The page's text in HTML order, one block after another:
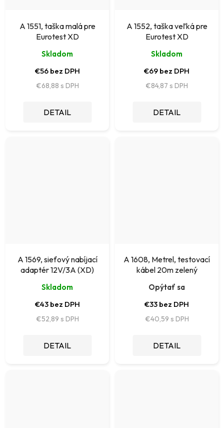
A 1551, taška malá pre
Eurotest XD
Skladom
€56 bez DPH
€68,88
DETAIL
A 1552, taška veľká pre
Eurotest XD
Skladom
€69 bez DPH
€84,87
DETAIL
A 1569, sieťový nabíjací
adaptér 12V/3A (XD)
Skladom
€43 bez DPH
€52,89
DETAIL
A 1608, Metrel, testovací
kábel 20m zelený
Opýtať sa
€33 bez DPH
€40,59
DETAIL